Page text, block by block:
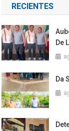
RECIENTES
De
Da